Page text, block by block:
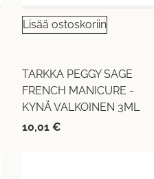
Lisää ostoskoriin
TARKKA PEGGY SAGE
FRENCH MANICURE -
KYNÄ VALKOINEN 3ML
10,01 €